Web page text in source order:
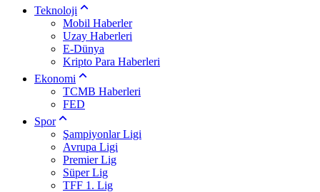
Teknoloji
Mobil Haberler
Uzay Haberleri
E-Dünya
Kripto Para Haberleri
Ekonomi
TCMB Haberleri
FED
Spor
Şampiyonlar Ligi
Avrupa Ligi
Premier Lig
Süper Lig
TFF 1. Lig